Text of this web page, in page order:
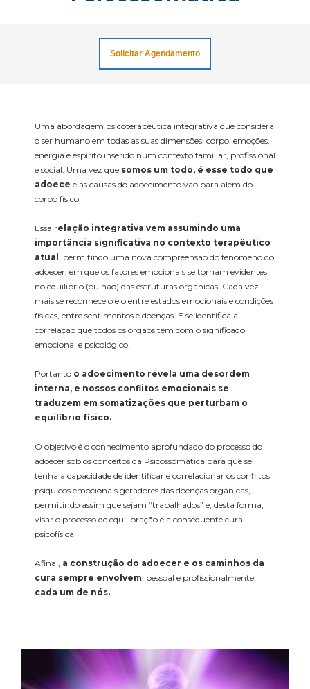
Solicitar Agendamento
Uma abordagem psicoterapêutica integrativa que considera
o ser humano em todas as suas dimensões: corpo, emoções,
energia e espírito inserido num contexto familiar, profissional
e social. Uma vez que somos um todo, é esse todo que
adoece e as causas do adoecimento vão para além do
corpo físico.
Essa relação integrativa vem assumindo uma
importância significativa no contexto terapêutico
atual , permitindo uma nova compreensão do fenômeno do
adoecer, em que os fatores emocionais se tornam evidentes
no equilíbrio (ou não) das estruturas orgânicas. Cada vez
mais se reconhece o elo entre estados emocionais e condições
físicas, entre sentimentos e doenças. E se identifica a
correlação que todos os órgãos têm com o significado
emocional e psicológico.
Portanto o adoecimento revela uma desordem
interna, e nossos conflitos emocionais se
traduzem em somatizações que perturbam o
equilíbrio físico.
O objetivo é o conhecimento aprofundado do processo do
adoecer sob os conceitos da Psicossomática para que se
tenha a capacidade de identificar e correlacionar os conflitos
psíquicos emocionais geradores das doenças orgânicas,
permitindo assim que sejam “trabalhados” e, desta forma,
visar o processo de equilibração e a consequente cura
psicofísica.
Afinal, a construção do adoecer e os caminhos da
cura sempre envolvem, pessoal e profissionalmente,
cada um de nós.